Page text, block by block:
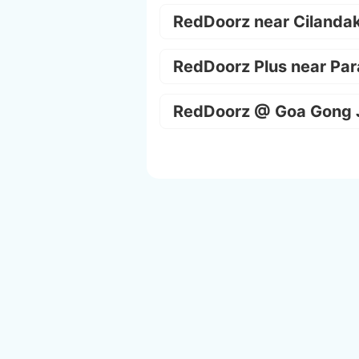
RedDoorz near
RedDoorz Plus near
RedDoorz @ Goa